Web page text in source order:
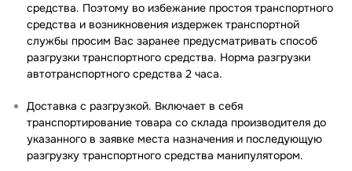
средства. Поэтому во избежание простоя транспортного
средства и возникновения издержек транспортной
службы просим Вас заранее предусматривать способ
разгрузки транспортного средства. Норма разгрузки
автотранспортного средства 2 часа.
Доставка с разгрузкой. Включает в себя
транспортирование товара со склада производителя до
указанного в заявке места назначения и последующую
разгрузку транспортного средства манипулятором.